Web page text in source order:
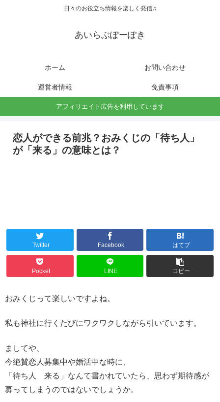
日々のお役立ち情報を楽しく発信♫
あいらぶぽーぽき
ホーム お問い合わせ
運営者情報 免責事項
アフィリエイト広告を利用しています
恋人ができる前兆？おみくじの「待ち人」
が「来る」の意味とは？
Twitter Facebook はてブ
Pocket LINE コピー
おみくじって楽しいですよね。
私も神社に行くたびにワクワクしながら引いています。
ましてや、
今絶賛恋人募集中や婚活中な時に、
「待ち人 来る」なんて書かれていたら、思わず期待感が
募ってしまうのではないでしょうか。